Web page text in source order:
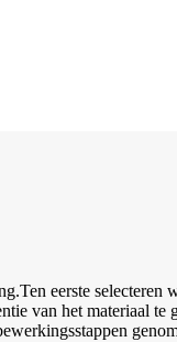
eerste
van het materiaal te